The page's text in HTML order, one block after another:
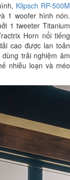
Klipsch RP-500M
1 woofer hình nón.
1 tweeter Titanium
Horn nổi tiếng
cao được lan toản
trải nghiệm âm
nhiễu loạn và méo